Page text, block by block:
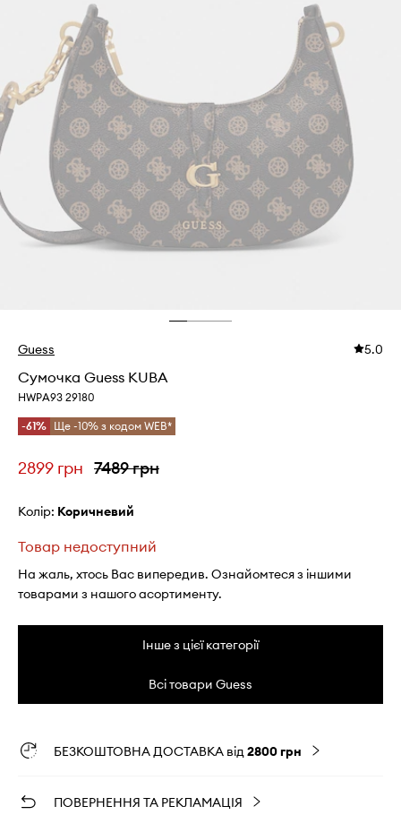
Guess 5.0
Сумочка Guess KUBA
HWPA93 29180
-61% Ще -10% з кодом WEB*
2899 грн 7489 грн
Колір: коричневий
Товар недоступний
На жаль, хтось Вас випередив. Ознайомтеся з іншими
товарами з нашого асортименту.
Інше з цієї категорії
Всі товари Guess
БЕЗКОШТОВНА ДОСТАВКА від2800 грн
ПОВЕРНЕННЯ ТА РЕКЛАМАЦІЯ